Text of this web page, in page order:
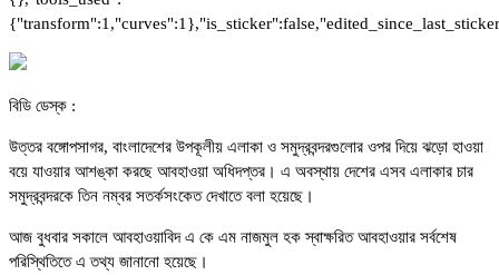
বিডি ডেস্ক :
উত্তর বঙ্গোপসাগর, বাংলাদেশের উপকূলীয় এলাকা ও সমুদ্রবন্দরগুলোর ওপর দিয়ে ঝড়ো হাওয়া
বয়ে যাওয়ার আশঙ্কা করছে আবহাওয়া অধিদপ্তর। এ অবস্থায় দেশের এসব এলাকার চার
সমুদ্রবন্দরকে তিন নম্বর সতর্কসংকেত দেখাতে বলা হয়েছে।
আজ বুধবার সকালে আবহাওয়াবিদ এ কে এম নাজমুল হক স্বাক্ষরিত আবহাওয়ার সর্বশেষ
পরিস্থিতিতে এ তথ্য জানানো হয়েছে।